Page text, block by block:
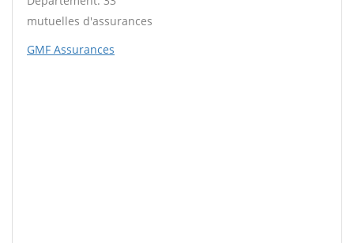
mutuelles d'assurances
GMF Assurances